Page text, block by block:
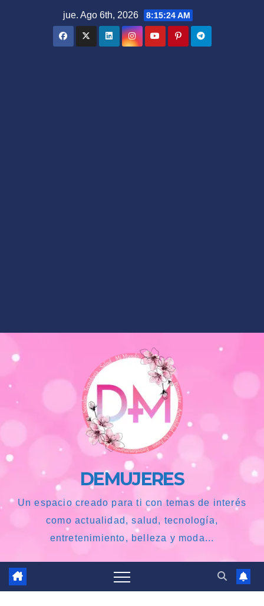
jue. Ago 6th, 2026 8:15:25 AM
DEMUJERES
Un espacio creado para ti con temas de interés
como actualidad, salud, tecnología,
entretenimiento, belleza y moda...